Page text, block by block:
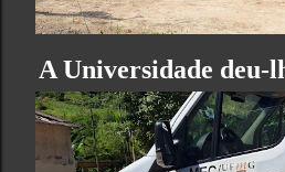
A Universidade deu-